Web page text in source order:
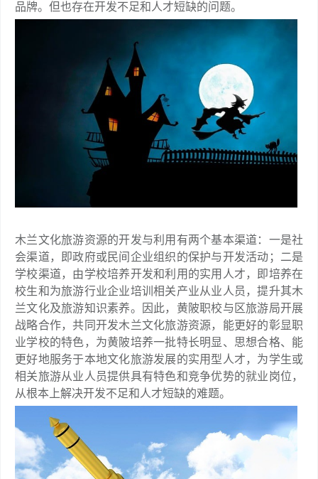
品牌。但也存在开发不足和人才短缺的问题。
木兰文化旅游资源的开发与利用有两个基本渠道：一是社
会渠道，即政府或民间企业组织的保护与开发活动；二是
学校渠道，由学校培养开发和利用的实用人才，即培养在
校生和为旅游行业企业培训相关产业从业人员，提升其木
兰文化及旅游知识素养。因此，黄陂职校与区旅游局开展
战略合作，共同开发木兰文化旅游资源，能更好的彰显职
业学校的特色，为黄陂培养一批特长明显、思想合格、能
更好地服务于本地文化旅游发展的实用型人才，为学生或
相关旅游从业人员提供具有特色和竞争优势的就业岗位，
从根本上解决开发不足和人才短缺的难题。